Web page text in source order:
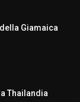
Giamaica
Thailandia